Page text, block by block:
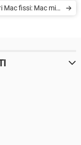
Mac fissi: Mac mini